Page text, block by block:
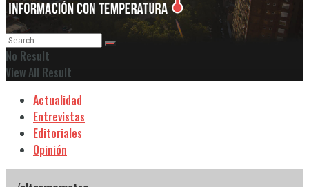
No Result
View All Result
Actualidad
Entrevistas
Editoriales
Opinión